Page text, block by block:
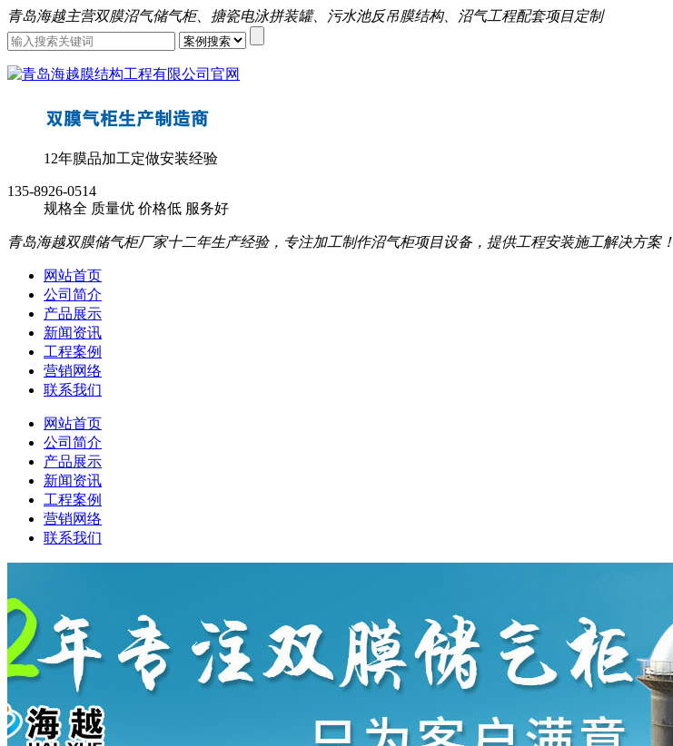
青岛海越主营双膜沼气储气柜、搪瓷电泳拼装罐、污水池反吊膜结构、沼气工程配套项目定制
12年膜品加工定做安装经验
135-8926-0514
规格全 质量优 价格低 服务好
青岛海越双膜储气柜厂家十二年生产经验，专注加工制作沼气柜项目设备，提供工程安装施工解决方案！
网站首页
公司简介
产品展示
新闻资讯
工程案例
营销网络
联系我们
网站首页
公司简介
产品展示
新闻资讯
工程案例
营销网络
联系我们